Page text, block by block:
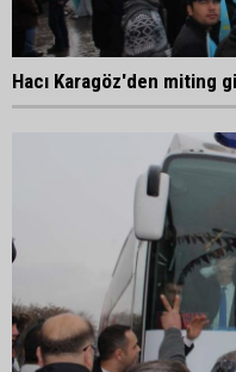
Hacı Karagöz'den miting